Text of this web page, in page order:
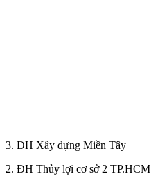
3. ĐH Xây dựng Miền Tây
2. ĐH Thủy lợi cơ sở 2 TP.HCM